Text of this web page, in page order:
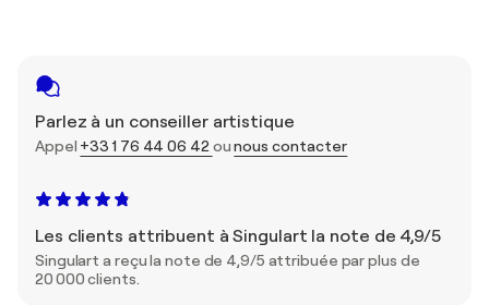
Parlez à un conseiller artistique
Appel +33 1 76 44 06 42 ounous contacter
Les clients attribuent à Singulart la note de 4,9/5
Singulart a reçu la note de 4,9/5 attribuée par plus de
20 000 clients.